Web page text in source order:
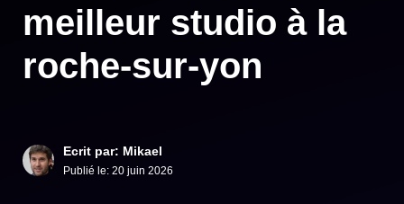
meilleur studio à la
roche-sur-yon
Ecrit par: Mikael
Publié le: 20 juin 2026